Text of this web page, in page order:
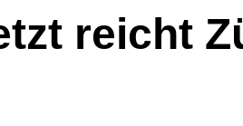
reicht